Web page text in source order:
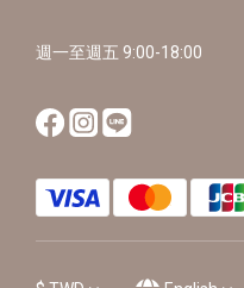
週一至週五 9:00-18:00